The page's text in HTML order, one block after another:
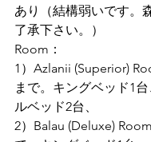
あり（結構弱いです。
了承下さい。）
Room：
1）Azlanii (Superior)
まで。キングベッド1
ルベッド2台、
2）Balau (Deluxe)